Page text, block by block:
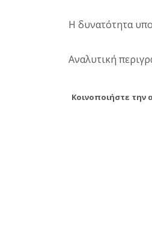
Η δυνατότητα
Αναλυτική
Κοινοποιήστε την